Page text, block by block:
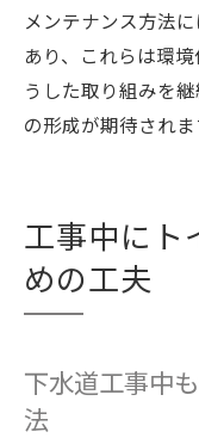
メンテナンス方法
あり、これらは環
うした取り組みを
の形成が期待されま
工事中にト
めの工夫
下水道工事中
法